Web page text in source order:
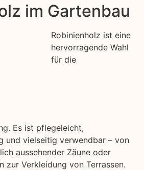
im Gartenbau
Robinienholz ist eine
hervorragende Wahl
für die
Es ist pflegeleicht,
und vielseitig verwendbar – von
aussehender Zäune oder
zur Verkleidung von Terrassen.